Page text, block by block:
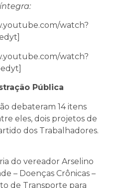
watch?
watch?
Pública
debateram 14 itens
eles, dois projetos de
dos Trabalhadores.
do vereador Arselino
– Doenças Crônicas –
de Transporte para